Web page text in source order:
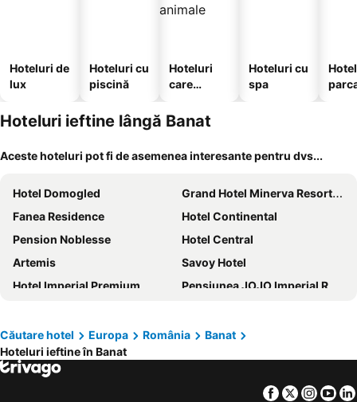
Hoteluri de
lux
Hoteluri cu
piscină
Hoteluri
care
animale
Hoteluri cu
spa
Hoteluri ieftine lângă Banat
Aceste hoteluri pot fi de asemenea interesante pentru dvs...
Hotel Domogled
Grand Hotel Minerva Resort & SPA
Fanea Residence
Hotel Continental
Pension Noblesse
Hotel Central
Artemis
Savoy Hotel
Hotel Imperial Premium
Pensiunea JOJO Imperial Resort&Spa
Hotel Excelsior
Hotel Golden Spirit
ibis Timisoara City Center
Casa del Sole Boutique Hotel Timisoara
Căutare hotel Europa România
Banat
Hoteluri ieftine în Banat
Facebook
Twitter